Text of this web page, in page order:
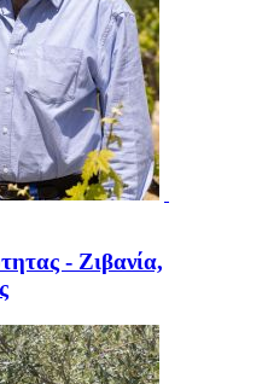
- Ζιβανία,